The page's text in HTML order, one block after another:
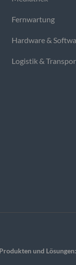
Fernwartung
Hardware &
Logistik &
und Lösungen: